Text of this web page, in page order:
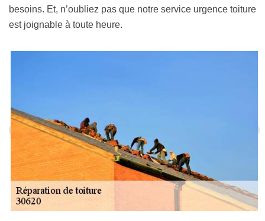
besoins. Et, n’oubliez pas que notre service urgence toiture
est joignable à toute heure.